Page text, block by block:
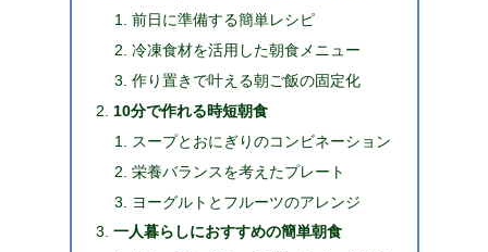
前日に準備する簡単レシピ
冷凍食材を活用した朝食メニュー
作り置きで叶える朝ご飯の固定化
10分で作れる時短朝食
スープとおにぎりのコンビネーション
栄養バランスを考えたプレート
ヨーグルトとフルーツのアレンジ
一人暮らしにおすすめの簡単朝食